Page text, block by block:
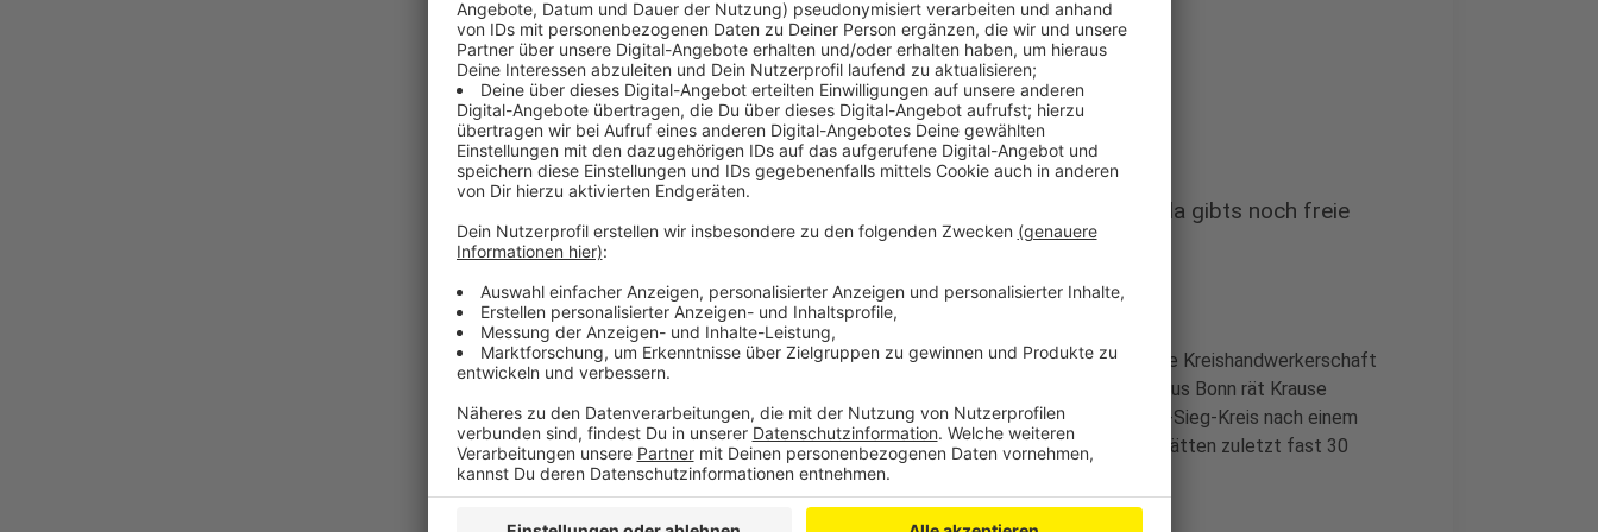
Veröffentlicht:Donnerstag, 31.10.2024 06:36
Anzeige
Bonner sollen auch in den Rhein-Sieg-Kreis schauen - da gibts noch freie
Ausbildungsplätze
Helfen würden zum Beispiel die Industrie- und Handelskammer, die Kreishandwerkerschaft
oder eben die Agentur für Arbeit. Bewerberinnen und Bewerbern aus Bonn rät Krause
außerdem, auch über den Stadtrand hinauszugucken und im Rhein-Sieg-Kreis nach einem
Ausbildungsbetrieb zu suchen. Die Chefinnen und Chefs im Kreis hätten zuletzt fast 30
Prozent mehr Azubistellen geschaffen als im Vorjahr.
Anzeige